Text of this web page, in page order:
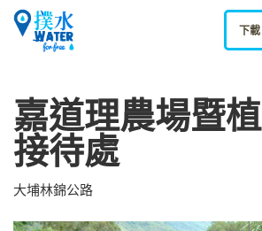
關於我們
下載應用
ENGLISH
嘉道理農場暨
接待處
大埔林錦公路
下